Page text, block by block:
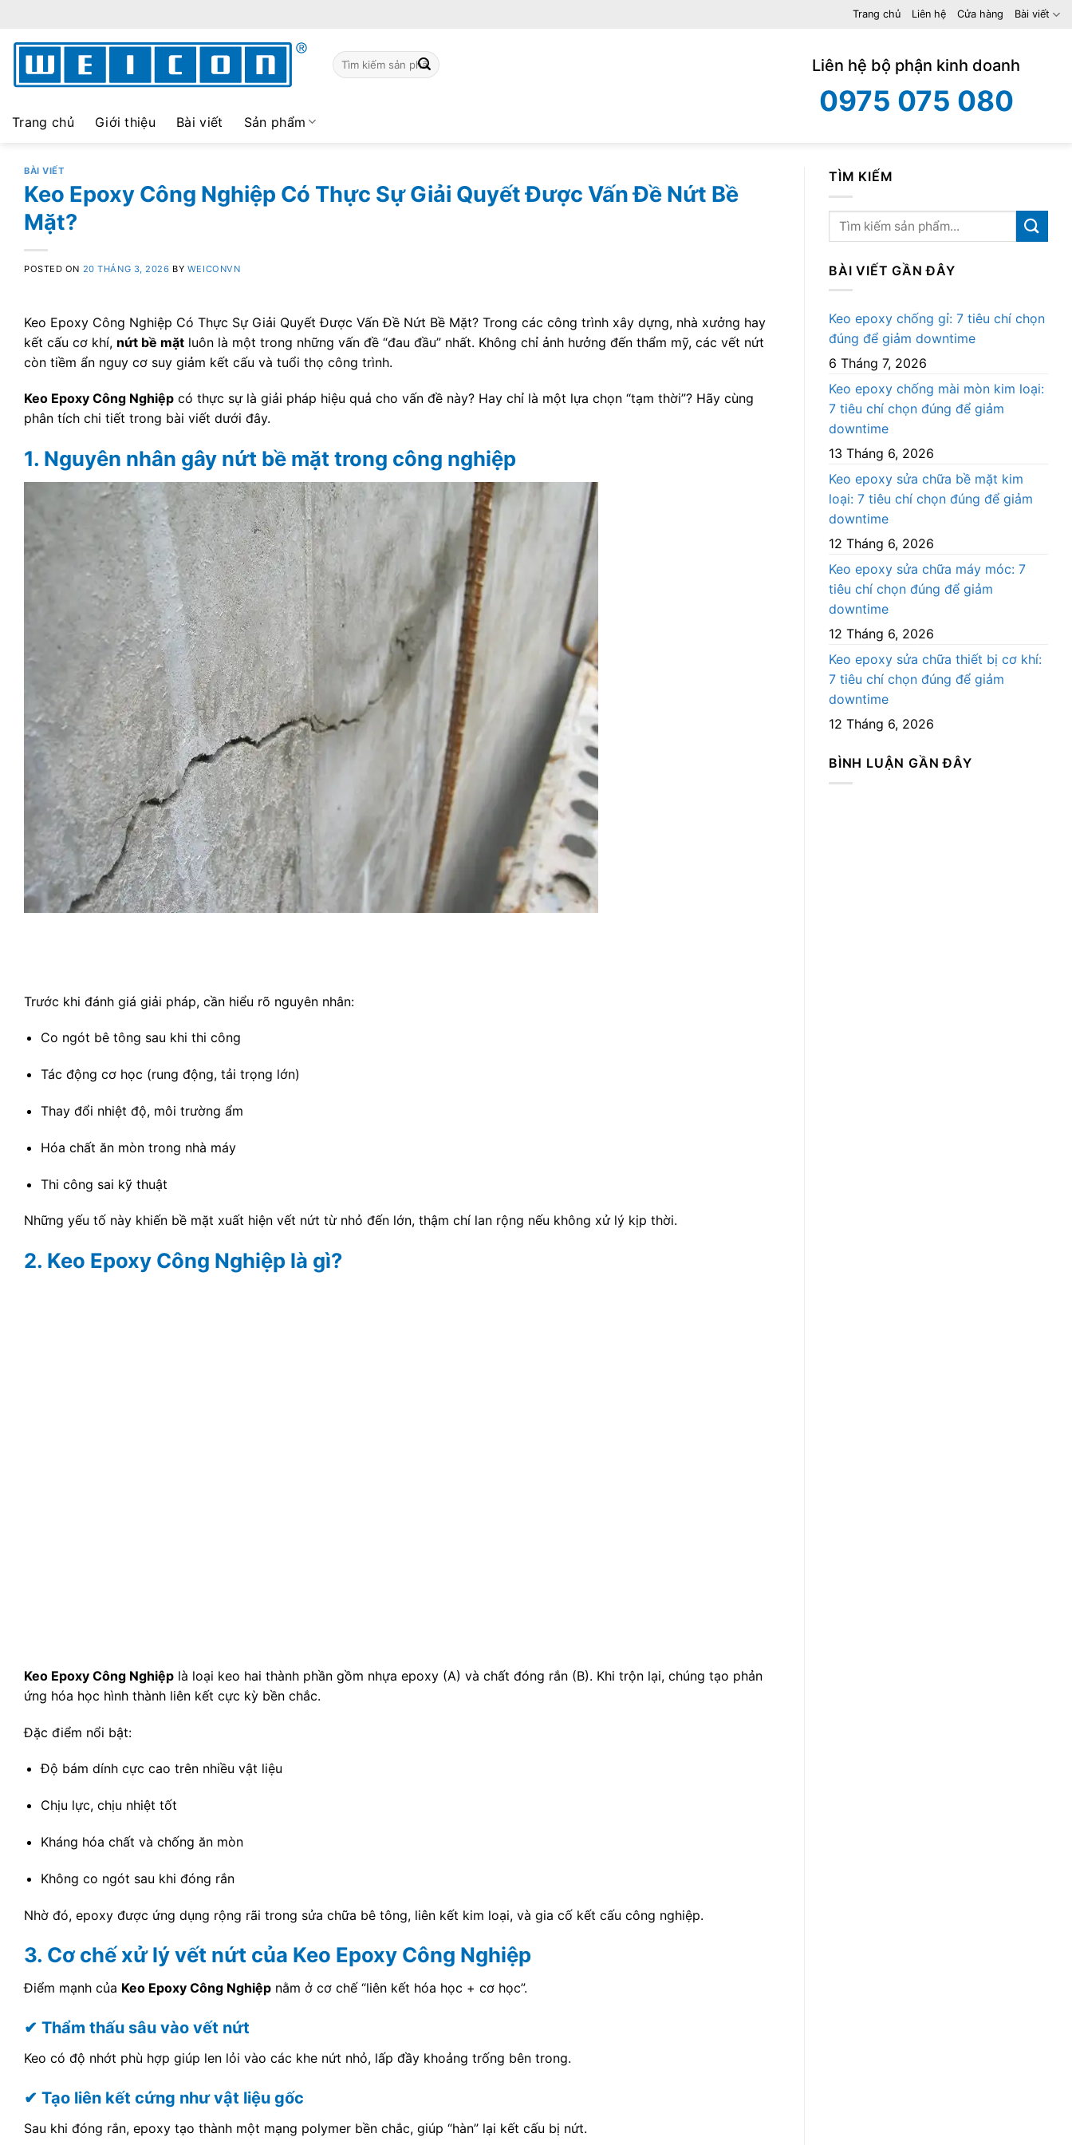
content
Trang chủ Liên hệ Cửa hàng Bài viết
Search
for:
Liên hệ bộ phận kinh doanh
0975 075 080
Trang chủ Giới thiệu Bài viết Sản phẩm
BÀI VIẾT
Keo Epoxy Công Nghiệp Có Thực Sự Giải Quyết Được Vấn Đề Nứt Bề
Mặt?
POSTED ON 20 THÁNG 3, 2026 BY WEICONVN
Keo Epoxy Công Nghiệp Có Thực Sự Giải Quyết Được Vấn Đề Nứt Bề Mặt? Trong các công trình xây dựng, nhà xưởng hay
kết cấu cơ khí, nứt bề mặt luôn là một trong những vấn đề “đau đầu” nhất. Không chỉ ảnh hưởng đến thẩm mỹ, các vết nứt
còn tiềm ẩn nguy cơ suy giảm kết cấu và tuổi thọ công trình.
Keo Epoxy Công Nghiệp có thực sự là giải pháp hiệu quả cho vấn đề này? Hay chỉ là một lựa chọn “tạm thời”? Hãy cùng
phân tích chi tiết trong bài viết dưới đây.
1. Nguyên nhân gây nứt bề mặt trong công nghiệp
Trước khi đánh giá giải pháp, cần hiểu rõ nguyên nhân:
Co ngót bê tông sau khi thi công
Tác động cơ học (rung động, tải trọng lớn)
Thay đổi nhiệt độ, môi trường ẩm
Hóa chất ăn mòn trong nhà máy
Thi công sai kỹ thuật
Những yếu tố này khiến bề mặt xuất hiện vết nứt từ nhỏ đến lớn, thậm chí lan rộng nếu không xử lý kịp thời.
2. Keo Epoxy Công Nghiệp là gì?
Keo Epoxy Công Nghiệp là loại keo hai thành phần gồm nhựa epoxy (A) và chất đóng rắn (B). Khi trộn lại, chúng tạo phản
ứng hóa học hình thành liên kết cực kỳ bền chắc.
Đặc điểm nổi bật:
Độ bám dính cực cao trên nhiều vật liệu
Chịu lực, chịu nhiệt tốt
Kháng hóa chất và chống ăn mòn
Không co ngót sau khi đóng rắn
Nhờ đó, epoxy được ứng dụng rộng rãi trong sửa chữa bê tông, liên kết kim loại, và gia cố kết cấu công nghiệp.
3. Cơ chế xử lý vết nứt của Keo Epoxy Công Nghiệp
Điểm mạnh của Keo Epoxy Công Nghiệp nằm ở cơ chế “liên kết hóa học + cơ học”.
✔ Thẩm thấu sâu vào vết nứt
Keo có độ nhớt phù hợp giúp len lỏi vào các khe nứt nhỏ, lấp đầy khoảng trống bên trong.
✔ Tạo liên kết cứng như vật liệu gốc
Sau khi đóng rắn, epoxy tạo thành một mạng polymer bền chắc, giúp “hàn” lại kết cấu bị nứt.
TÌM KIẾM
BÀI VIẾT GẦN ĐÂY
Keo epoxy chống gỉ: 7 tiêu chí chọn
đúng để giảm downtime
6 Tháng 7, 2026
Keo epoxy chống mài mòn kim loại:
7 tiêu chí chọn đúng để giảm
downtime
13 Tháng 6, 2026
Keo epoxy sửa chữa bề mặt kim
loại: 7 tiêu chí chọn đúng để giảm
downtime
12 Tháng 6, 2026
Keo epoxy sửa chữa máy móc: 7
tiêu chí chọn đúng để giảm
downtime
12 Tháng 6, 2026
Keo epoxy sửa chữa thiết bị cơ khí:
7 tiêu chí chọn đúng để giảm
downtime
12 Tháng 6, 2026
BÌNH LUẬN GẦN ĐÂY